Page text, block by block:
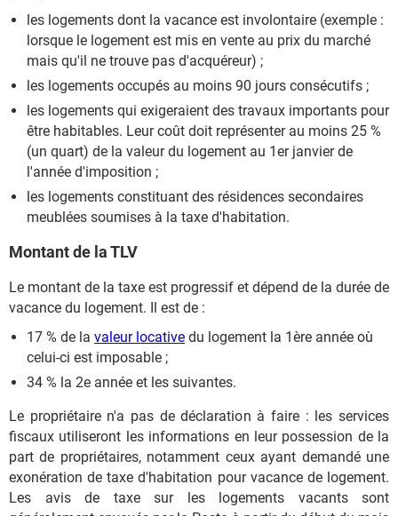
les logements dont la vacance est involontaire (exemple :
lorsque le logement est mis en vente au prix du marché
mais qu'il ne trouve pas d'acquéreur) ;
les logements occupés au moins 90 jours consécutifs ;
les logements qui exigeraient des travaux importants pour
être habitables. Leur coût doit représenter au moins 25 %
(un quart) de la valeur du logement au 1er janvier de
l'année d'imposition ;
les logements constituant des résidences secondaires
meublées soumises à la taxe d'habitation.
Montant de la TLV
Le montant de la taxe est progressif et dépend de la durée de
vacance du logement. Il est de :
17 % de la valeur locative du logement la 1ère année où
celui-ci est imposable ;
34 % la 2e année et les suivantes.
Le propriétaire n'a pas de déclaration à faire : les services
fiscaux utiliseront les informations en leur possession de la
part de propriétaires, notamment ceux ayant demandé une
exonération de taxe d'habitation pour vacance de logement.
Les avis de taxe sur les logements vacants sont